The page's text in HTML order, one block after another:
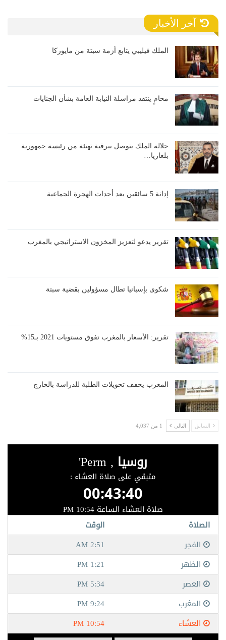
آخر الأخبار
الملك فيليبي يتابع أزمة سبتة من مايوركا
محامٍ ينتقد مراسلة النيابة العامة بشأن الجنايات
جلالة الملك يتوصل ببرقية تهنئة من رئيسة جمهورية
بلغاريا…
إدانة 5 سائقين بعد أحداث الهجرة الجماعية
تقرير يدعو لتعزيز المخزون الاستراتيجي بالمغرب
شكوى بإسبانيا تطال مسؤولين بقضية سبتة
تقرير: الأسعار بالمغرب تفوق مستويات 2021 بـ15%
المغرب يخفف تحويلات الطلبة للدراسة بالخارج
السابق التالي 1 من 4,037